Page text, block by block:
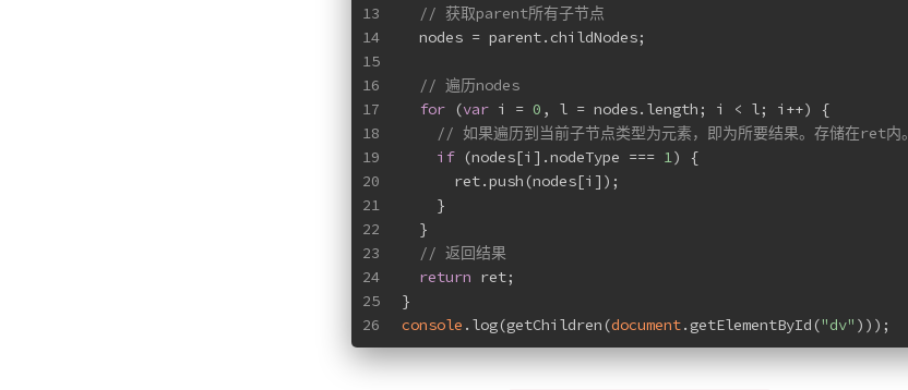
13
14
15
16
17
18
19
20
21
22
23
24
25
26
// 获取parent所有子节点
  nodes = parent.childNodes;
// 遍历nodes
for (var i = 0 , l = nodes.length; i < l; i++) {
// 如果遍历到当前子节点类型为元素，即为所要结果。存储在ret内。
if (nodes[i].nodeType === 1) {
      ret.push(nodes[i]);
    }
  }
// 返回结果
return ret;
}
console .log(getChildren(document.getElementById("dv" )));